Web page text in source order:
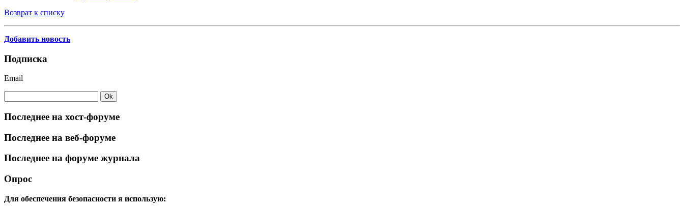
Возврат к списку
Добавить новость
Подписка
Email
Последнее на хост-форуме
Последнее на веб-форуме
Последнее на форуме журнала
Опрос
Для обеспечения безопасности я использую: